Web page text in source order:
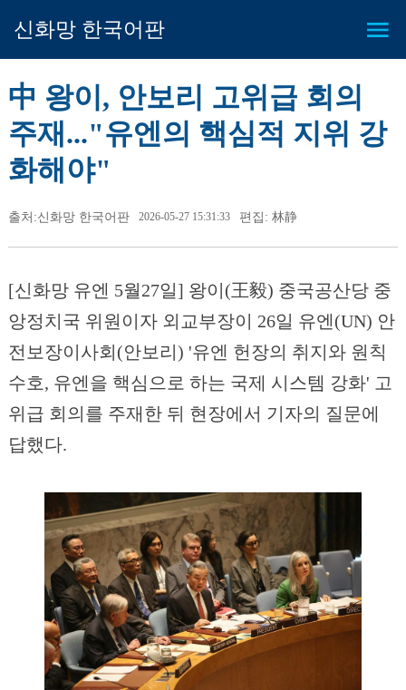
신화망 한국어판
中 왕이, 안보리 고위급 회의
주재..."유엔의 핵심적 지위 강
화해야"
출처:신화망 한국어판 2026-05-27 15:31:33 편집: 林静
[신화망 유엔 5월27일] 왕이(王毅) 중국공산당 중
앙정치국 위원이자 외교부장이 26일 유엔(UN) 안
전보장이사회(안보리) '유엔 헌장의 취지와 원칙
수호, 유엔을 핵심으로 하는 국제 시스템 강화' 고
위급 회의를 주재한 뒤 현장에서 기자의 질문에
답했다.